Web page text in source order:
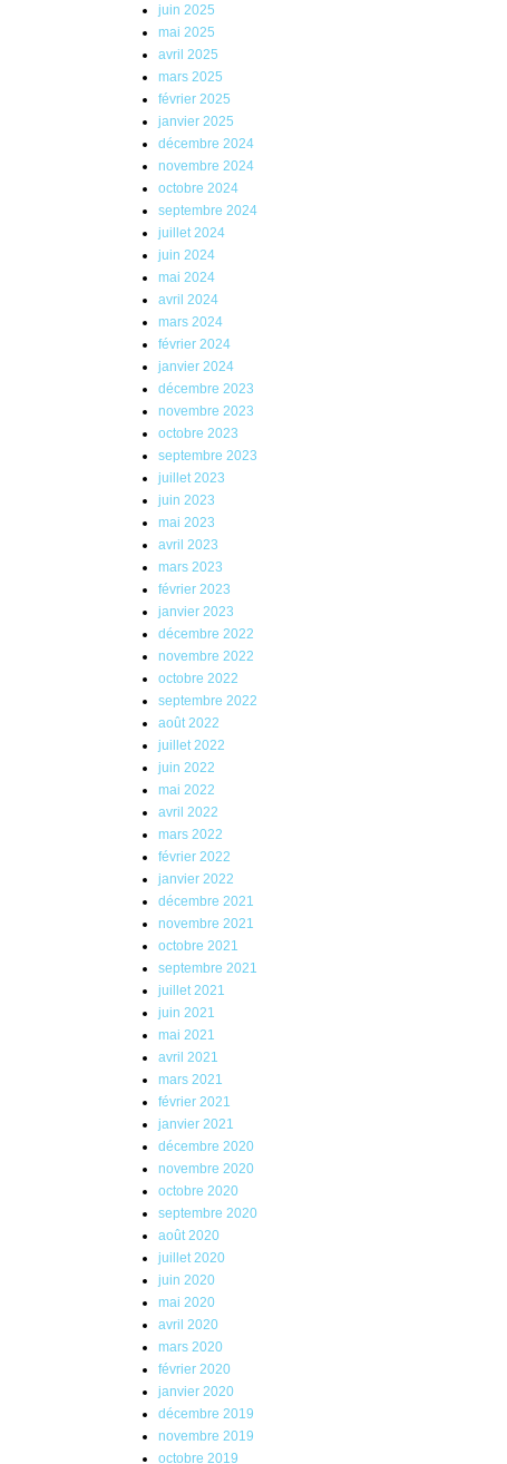
juin 2025
mai 2025
avril 2025
mars 2025
février 2025
janvier 2025
décembre 2024
novembre 2024
octobre 2024
septembre 2024
juillet 2024
juin 2024
mai 2024
avril 2024
mars 2024
février 2024
janvier 2024
décembre 2023
novembre 2023
octobre 2023
septembre 2023
juillet 2023
juin 2023
mai 2023
avril 2023
mars 2023
février 2023
janvier 2023
décembre 2022
novembre 2022
octobre 2022
septembre 2022
août 2022
juillet 2022
juin 2022
mai 2022
avril 2022
mars 2022
février 2022
janvier 2022
décembre 2021
novembre 2021
octobre 2021
septembre 2021
juillet 2021
juin 2021
mai 2021
avril 2021
mars 2021
février 2021
janvier 2021
décembre 2020
novembre 2020
octobre 2020
septembre 2020
août 2020
juillet 2020
juin 2020
mai 2020
avril 2020
mars 2020
février 2020
janvier 2020
décembre 2019
novembre 2019
octobre 2019